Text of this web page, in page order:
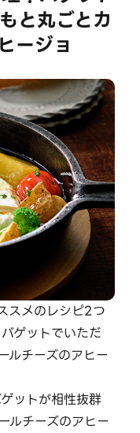
と丸ごとカ
ージョ
スメのレシピ2つ
ゲットでいただ
ルチーズのアヒー
ットが相性抜群
ルチーズのアヒー